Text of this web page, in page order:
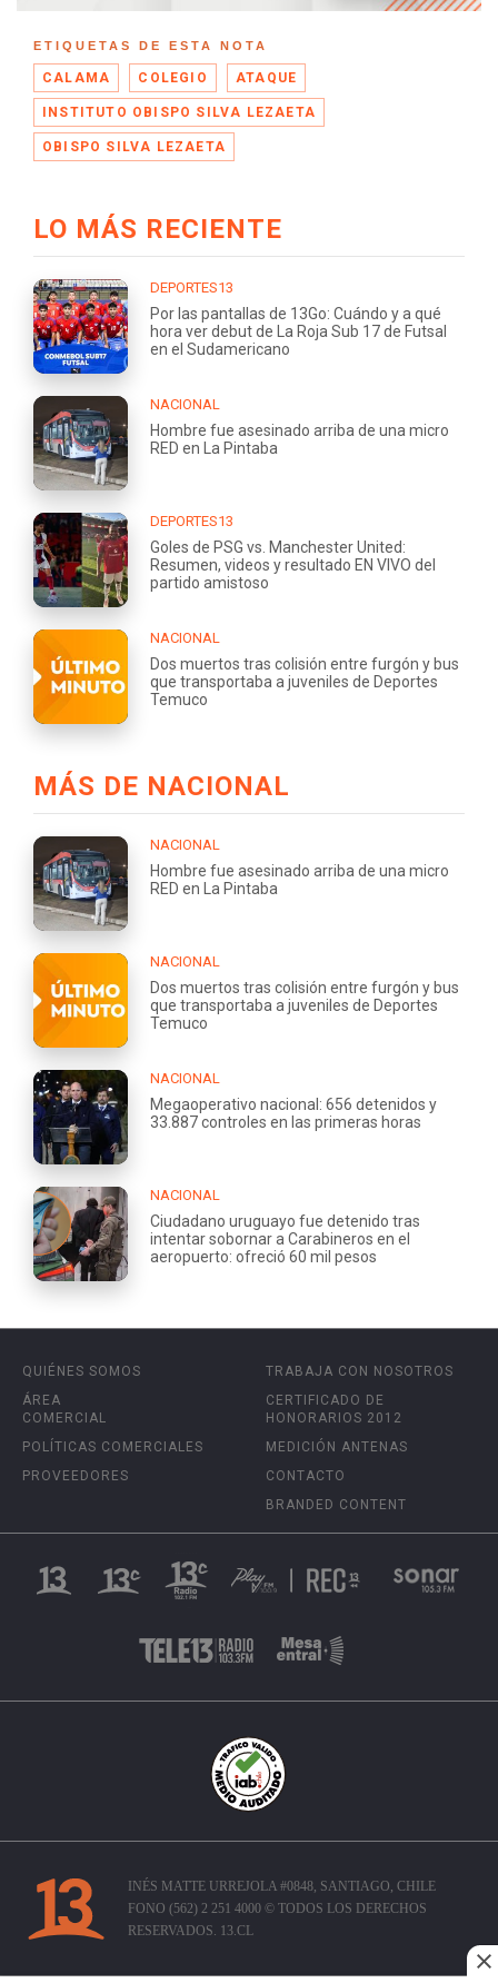
ETIQUETAS DE ESTA NOTA
CALAMA COLEGIO ATAQUE
INSTITUTO OBISPO SILVA LEZAETA
OBISPO SILVA LEZAETA
LO MÁS RECIENTE
DEPORTES13
Por las pantallas de 13Go: Cuándo y a qué
hora ver debut de La Roja Sub 17 de Futsal
en el Sudamericano
NACIONAL
Hombre fue asesinado arriba de una micro
RED en La Pintaba
DEPORTES13
Goles de PSG vs. Manchester United:
Resumen, videos y resultado EN VIVO del
partido amistoso
NACIONAL
Dos muertos tras colisión entre furgón y bus
que transportaba a juveniles de Deportes
Temuco
MÁS DE NACIONAL
NACIONAL
Hombre fue asesinado arriba de una micro
RED en La Pintaba
NACIONAL
Dos muertos tras colisión entre furgón y bus
que transportaba a juveniles de Deportes
Temuco
NACIONAL
Megaoperativo nacional: 656 detenidos y
33.887 controles en las primeras horas
NACIONAL
Ciudadano uruguayo fue detenido tras
intentar sobornar a Carabineros en el
aeropuerto: ofreció 60 mil pesos
QUIÉNES SOMOS
ÁREA
COMERCIAL
POLÍTICAS COMERCIALES
PROVEEDORES
TRABAJA CON NOSOTROS
CERTIFICADO DE
HONORARIOS 2012
MEDICIÓN ANTENAS
CONTACTO
BRANDED CONTENT
INÉS MATTE URREJOLA #0848, SANTIAGO, CHILE
FONO (562) 2 251 4000 © TODOS LOS DERECHOS
RESERVADOS. 13.CL